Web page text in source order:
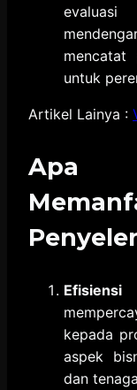
mencatat
untuk
Artikel Lainya :
Apa
kepada
aspek
dan